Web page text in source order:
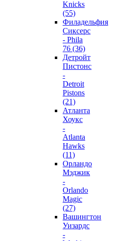
Knicks
(55)
Филадельфия
Сиксерс
- Phila
76 (36)
Детройт
Пистонс
-
Detroit
Pistons
(21)
Атланта
Хоукс
-
Atlanta
Hawks
(11)
Орландо
Мэджик
-
Orlando
Magic
(27)
Вашингтон
Уизардс
-